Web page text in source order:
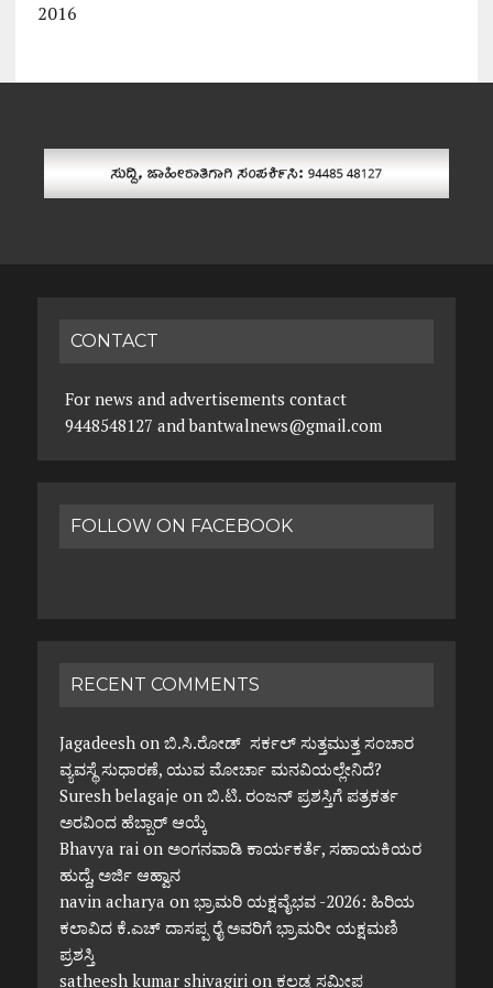
2016
CONTACT
For news and advertisements contact
9448548127 and bantwalnews@gmail.com
FOLLOW ON FACEBOOK
RECENT COMMENTS
Jagadeeshon ಬಿ.ಸಿ.ರೋಡ್ ಸರ್ಕಲ್ ಸುತ್ತಮುತ್ತ ಸಂಚಾರ
ವ್ಯವಸ್ಥೆ ಸುಧಾರಣೆ, ಯುವ ಮೋರ್ಚಾ ಮನವಿಯಲ್ಲೇನಿದೆ?
Suresh belagaje on ಬಿ.ಟಿ. ರಂಜನ್ ಪ್ರಶಸ್ತಿಗೆ ಪತ್ರಕರ್ತ
ಅರವಿಂದ ಹೆಬ್ಬಾರ್ ಆಯ್ಕೆ
Bhavya raion ಅಂಗನವಾಡಿ ಕಾರ್ಯಕರ್ತೆ, ಸಹಾಯಕಿಯರ
ಹುದ್ದೆ, ಅರ್ಜಿ ಆಹ್ವಾನ
navin acharya on ಭ್ರಾಮರಿ ಯಕ್ಷವೈಭವ -2026: ಹಿರಿಯ
ಕಲಾವಿದ ಕೆ.ಎಚ್ ದಾಸಪ್ಪ ರೈ ಅವರಿಗೆ ಭ್ರಾಮರೀ ಯಕ್ಷಮಣಿ
ಪ್ರಶಸ್ತಿ
satheesh kumar shivagirion ಕಲ್ಲಡ್ಕ ಸಮೀಪ